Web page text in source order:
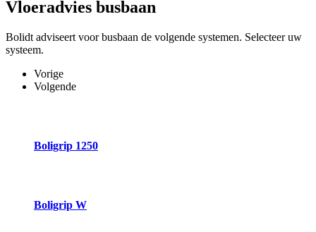
Vloeradvies busbaan
Bolidt adviseert voor busbaan de volgende systemen. Selecteer uw
systeem.
Vorige
Volgende
Boligrip 1250
Boligrip W